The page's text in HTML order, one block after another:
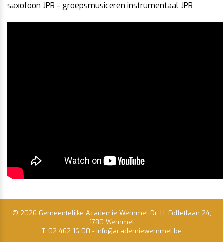
saxofoon JPR - groepsmusiceren instrumentaal JPR
© 2026 Gemeentelijke Academie Wemmel Dr. H. Folletlaan 24,
1780 Wemmel
T. 02 462 16 00 - info@academiewemmel.be